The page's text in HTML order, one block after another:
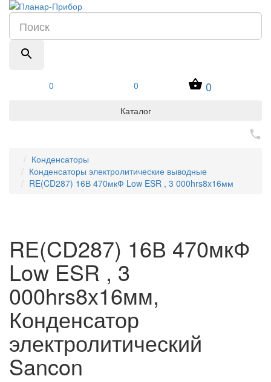
0 0 0
Каталог
Конденсаторы
Конденсаторы электролитические выводные
RE(CD287) 16В 470мкФ Low ESR , 3 000hrs8x16мм
RE(CD287) 16В 470мкФ
Low ESR , 3
000hrs8x16мм,
Конденсатор
электролитический
Sancon